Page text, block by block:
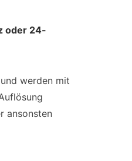
oder 24-
werden mit
ansonsten